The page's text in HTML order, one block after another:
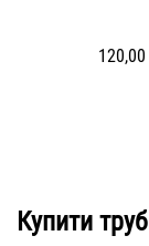
120,00
Купити